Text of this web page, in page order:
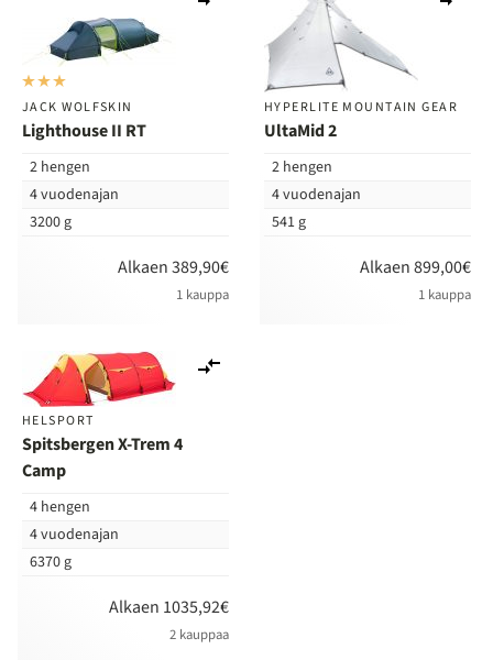
JACK WOLFSKIN
Lighthouse II RT
2 hengen
4 vuodenajan
3200 g
Alkaen 389,90€
1 kauppa
vertailuun
HYPERLITE MOUNTAIN GEAR
UltaMid 2
2 hengen
4 vuodenajan
541 g
Alkaen 899,00€
1 kauppa
HELSPORT
Spitsbergen X-Trem 4
Camp
4 hengen
4 vuodenajan
6370 g
Alkaen 1035,92€
2 kauppaa